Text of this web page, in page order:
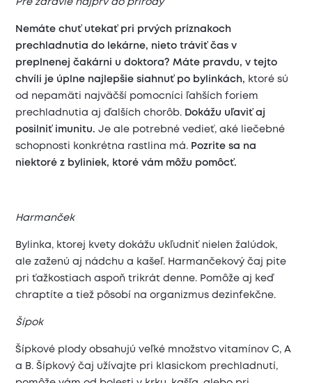
Pre zdravie najprv do prírody
Nemáte chuť utekať pri prvých príznakoch
prechladnutia do lekárne, nieto tráviť čas v
preplnenej čakárni u doktora? Máte pravdu, v tejto
chvíli je úplne najlepšie siahnuť po bylinkách, ktoré sú
od nepamäti najväčší pomocníci ľahších foriem
prechladnutia aj ďalších chorôb. Dokážu uľaviť aj
posilniť imunitu. Je ale potrebné vedieť, aké liečebné
schopnosti konkrétna rastlina má. Pozrite sa na
niektoré z byliniek, ktoré vám môžu pomôcť.
Harmanček
Bylinka, ktorej kvety dokážu ukľudniť nielen žalúdok,
ale zaženú aj nádchu a kašeľ. Harmančekový čaj pite
pri ťažkostiach aspoň trikrát denne. Pomôže aj keď
chraptíte a tiež pôsobí na organizmus dezinfekčne.
Šípok
Šípkové plody obsahujú veľké množstvo vitamínov C, A
a B. Šípkový čaj užívajte pri klasickom prechladnutí,